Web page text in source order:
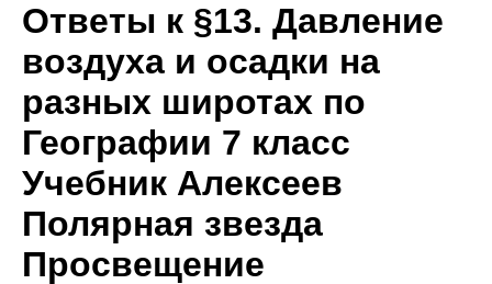
Ответы к §13. Давление
воздуха и осадки на
разных широтах по
Географии 7 класс
Учебник Алексеев
Полярная звезда
Просвещение